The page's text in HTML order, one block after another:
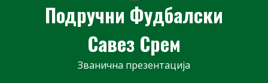
Подручни Фудбалски
Савез Срем
Званична презентација